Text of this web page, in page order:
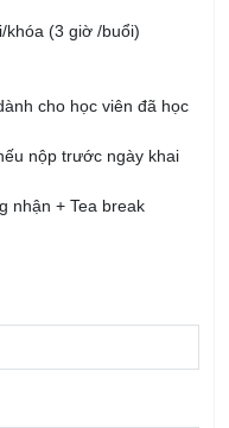
khóa (3 giờ /buổi)
cho học viên đã học
nộp trước ngày khai
nhận + Tea break